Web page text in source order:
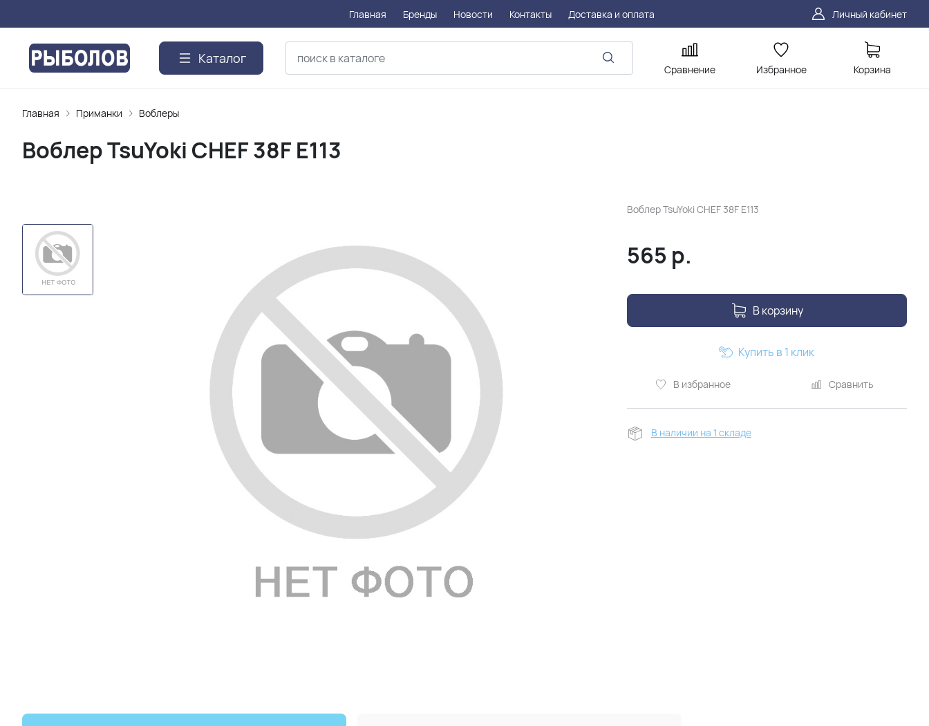
Главная Бренды Новости Контакты Доставка и оплата Личный кабинет
Каталог
Сравнение Избранное Корзина
Главная Приманки Воблеры
Воблер TsuYoki CHEF 38F E113
Воблер TsuYoki CHEF 38F E113
565 р.
В корзину
В избранное Сравнить
Купить в 1 клик
В наличии на 1 складе